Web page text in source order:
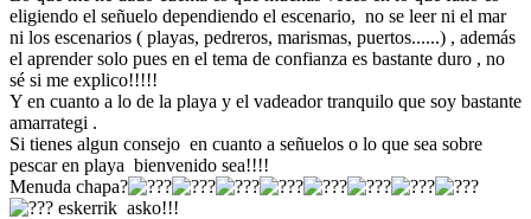
eligiendo el señuelo dependiendo el escenario, no se leer ni el mar
ni los escenarios ( playas, pedreros, marismas, puertos......) , además
el aprender solo pues en el tema de confianza es bastante duro , no
sé si me explico!!!!!
Y en cuanto a lo de la playa y el vadeador tranquilo que soy bastante
amarrategi .
Si tienes algun consejo en cuanto a señuelos o lo que sea sobre
pescar en playa bienvenido sea!!!!
Menuda chapa?
eskerrik asko!!!